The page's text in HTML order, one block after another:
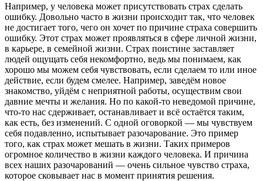
Например, у человека может присутствовать страх сделать
ошибку. Довольно часто в жизни происходит так, что человек
не достигает того, чего он хочет по причине страха совершить
ошибку. Этот страх может проявляться в сфере личной жизни,
в карьере, в семейной жизни. Страх поистине заставляет
людей ощущать себя некомфортно, ведь мы понимаем, как
хорошо мы можем себя чувствовать, если сделаем то или иное
действие, если будем смелее. Например, заведём новое
знакомство, уйдём с неприятной работы, осуществим свои
давние мечты и желания. Но по какой-то неведомой причине,
что-то нас сдерживает, останавливает и всё остаётся таким,
как есть, без изменений. С одной оговоркой — мы чувствуем
себя подавленно, испытывает разочарование. Это пример
того, как страх может мешать в жизни. Таких примеров
огромное количество в жизни каждого человека. И причина
всех наших разочарований — очень сильное чувство страха,
которое сковывает нас в момент принятия решения.